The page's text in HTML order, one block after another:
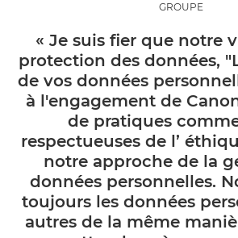
GROUPE
« Je suis fier que notre
protection des données,
de vos données
à l'engagement de
de pratiques
respectueuses de l’
notre approche de la
données personnelles.
toujours les données
autres de la même